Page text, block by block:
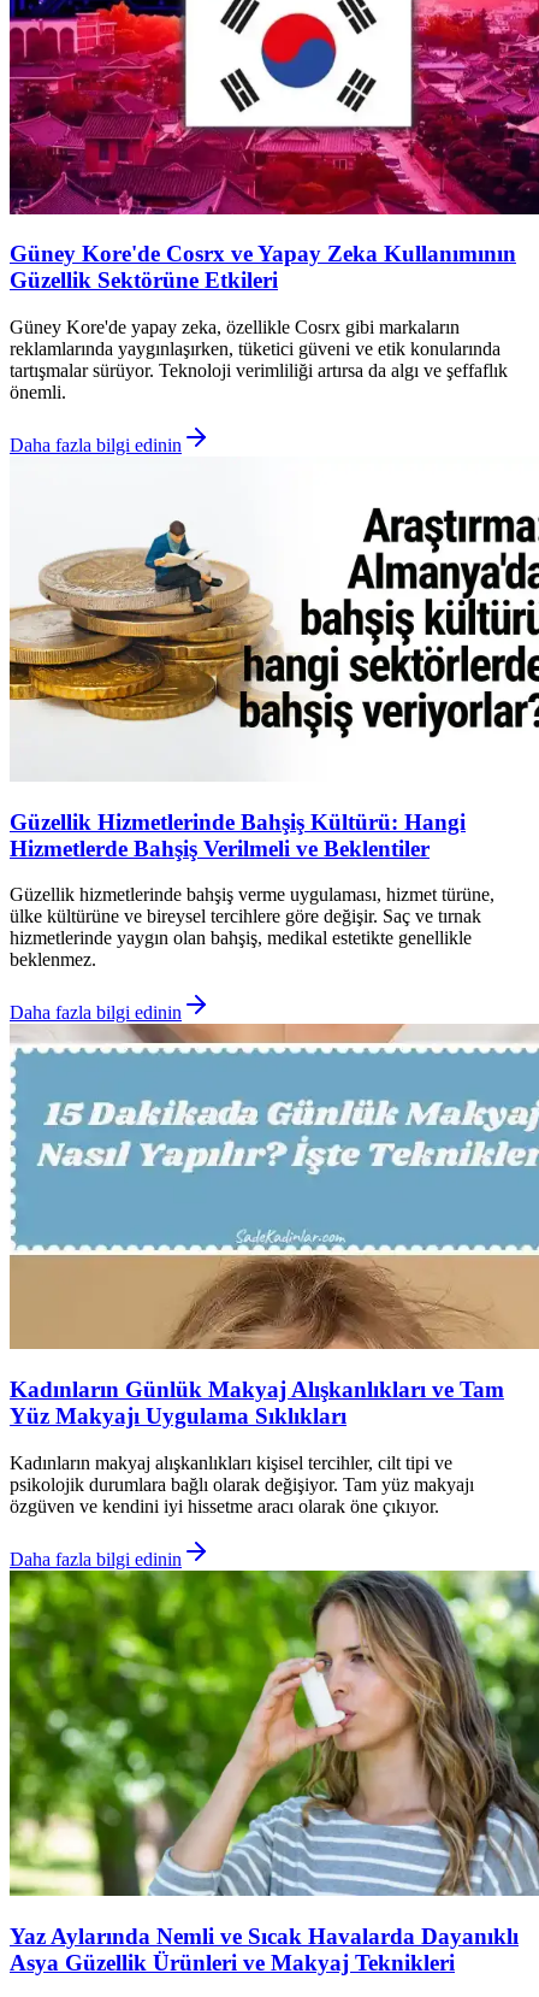
Güney Kore'de Cosrx ve Yapay Zeka Kullanımının
Güzellik Sektörüne Etkileri
Güney Kore'de yapay zeka, özellikle Cosrx gibi markaların
reklamlarında yaygınlaşırken, tüketici güveni ve etik konularında
tartışmalar sürüyor. Teknoloji verimliliği artırsa da algı ve şeffaflık
önemli.
Daha fazla bilgi edinin
Güzellik Hizmetlerinde Bahşiş Kültürü: Hangi
Hizmetlerde Bahşiş Verilmeli ve Beklentiler
Güzellik hizmetlerinde bahşiş verme uygulaması, hizmet türüne,
ülke kültürüne ve bireysel tercihlere göre değişir. Saç ve tırnak
hizmetlerinde yaygın olan bahşiş, medikal estetikte genellikle
beklenmez.
Daha fazla bilgi edinin
Kadınların Günlük Makyaj Alışkanlıkları ve Tam
Yüz Makyajı Uygulama Sıklıkları
Kadınların makyaj alışkanlıkları kişisel tercihler, cilt tipi ve
psikolojik durumlara bağlı olarak değişiyor. Tam yüz makyajı
özgüven ve kendini iyi hissetme aracı olarak öne çıkıyor.
Daha fazla bilgi edinin
Yaz Aylarında Nemli ve Sıcak Havalarda Dayanıklı
Asya Güzellik Ürünleri ve Makyaj Teknikleri